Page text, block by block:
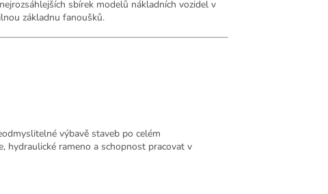
sbírek modelů nákladních vozidel v
základnu fanoušků.
výbavě staveb po celém
hydraulické rameno a schopnost pracovat v